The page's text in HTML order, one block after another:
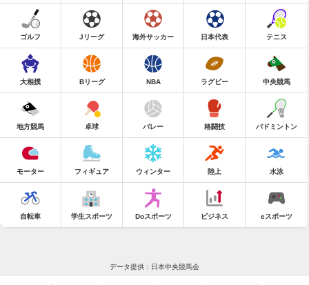
ゴルフ Jリーグ 海外サッカー 日本代表 テニス
大相撲 Bリーグ NBA ラグビー 中央競馬
地方競馬 卓球 バレー 格闘技 バドミントン
モーター フィギュア ウィンター 陸上 水泳
自転車 学生スポーツ Doスポーツ ビジネス eスポーツ
データ提供：日本中央競馬会